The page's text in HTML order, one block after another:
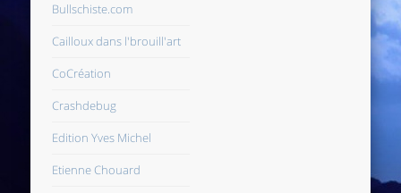
Bullschiste.com
Cailloux dans l'brouill'art
CoCréation
Crashdebug
Edition Yves Michel
Etienne Chouard